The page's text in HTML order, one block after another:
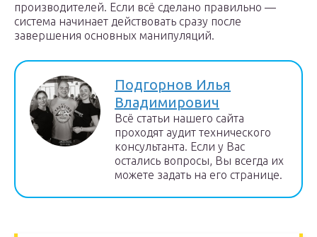
производителей. Если всё сделано правильно —
система начинает действовать сразу после
завершения основных манипуляций.
Подгорнов Илья
Владимирович
Всё статьи нашего сайта
проходят аудит технического
консультанта. Если у Вас
остались вопросы, Вы всегда их
можете задать на его странице.